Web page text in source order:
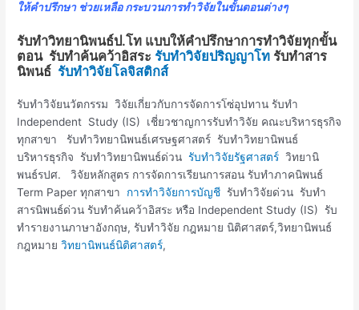
ให้คำปรึกษา ช่วยเหลือ กระบวนการทำวิจัยในขั้นตอนต่างๆ
รับทำวิทยานิพนธ์ป.โท แบบให้คำปรึกษาการทำวิจัยทุกขั้น
ตอน รับทำค้นคว้าอิสระ รับทำวิจัยปริญญาโท รับทำสาร
นิพนธ์ รับทำวิจัยโลจิสติกส์
รับทำวิจัยนวัตกรรม วิจัยเกี่ยวกับการจัดการโซ่อุปทาน รับทำ
Independent Study (IS) เชี่ยวชาญการรับทำวิจัย คณะบริหารธุรกิจ
ทุกสาขา รับทำวิทยานิพนธ์เศรษฐศาสตร์ รับทำวิทยานิพนธ์
บริหารธุรกิจ รับทำวิทยานิพนธ์ด่วนรับทำวิจัยรัฐศาสตร์ วิทยานิ
พนธ์รปศ. วิจัยหลักสูตร การจัดการเรียนการสอน รับทำภาคนิพนธ์
Term Paper ทุกสาขา การทำวิจัยการบัญชี รับทำวิจัยด่วน รับทำ
สารนิพนธ์ด่วน รับทำค้นคว้าอิสระ หรือ Independent Study (IS) รับ
ทำรายงานภาษาอังกฤษ, รับทำวิจัย กฎหมาย นิติศาสตร์,วิทยานิพนธ์
กฎหมายวิทยานิพนธ์นิติศาสตร์,